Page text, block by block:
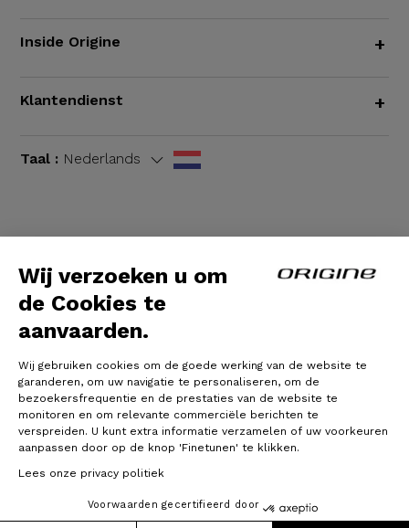
Wij verzoeken u om
de Cookies te
aanvaarden.
Wij gebruiken cookies om de goede werking van de website te
garanderen, om uw navigatie te personaliseren, om de
bezoekersfrequentie en de prestaties van de website te
monitoren en om relevante commerciële berichten te
verspreiden. U kunt extra informatie verzamelen of uw voorkeuren
aanpassen door op de knop 'Finetunen' te klikken.
Lees onze privacy politiek
Voorwaarden gecertifieerd door
Inside Origine +
Klantendienst +
Taal : Nederlands
© Origine Cycles